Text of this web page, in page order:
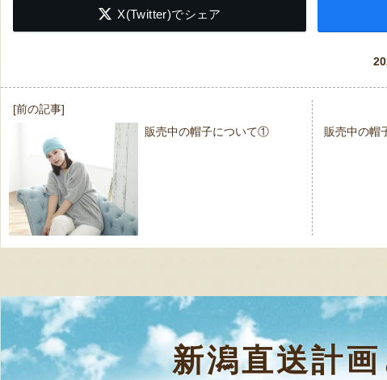
X(Twitter)でシェア
投
ゲ
ー
シ
ョ
[前の記事]
販売中の帽子について①
販売中の帽
新潟直送計
り風のゼリーの相性が抜群。
爽やかな甘みとツルッとした
食感は一度食べたらクセにな
るはず！お中元にも喜ばれる
こと間違い無し！
け。しっかりとした塩味が好
評で、地元の直売所で大人気
の商品です。夏はもちろん、
甘みがのった秋なすは特に絶
品。新米との相性も抜群で
す！
生まれの原
く、「メロ
ばれる高級
直送！お盆
おすすめで